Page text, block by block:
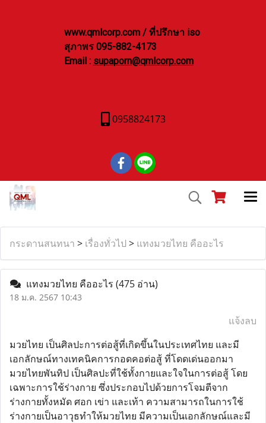
www.qmlcorp.com / ที่ปรึกษา iso
สุภาพร 095-882-4173
Email : supaporn@qmlcorp.com
0958824173
กระดานสนทนา > เรื่องทั่วไป > แทงมวยไทย คืออะไร
แทงมวยไทย คืออะไร (475 อ่าน)
18 ม.ค. 2567 10:43
แจ้งลบ
มวยไทย เป็นศิลปะการต่อสู้ที่เกิดขึ้นในประเทศไทย และมี
เอกลักษณ์ทางเทคนิคการกอดคอต่อสู้ ที่โดดเด่นออกมา
มวยไทยพันทิป เป็นศิลปะที่ใช้ทั้งกายและใจในการต่อสู้ โดย
เฉพาะการใช้ร่างกาย ซึ่งประกอบไปด้วยการโจมตีจาก
ร่างกายทั้งหมัด ศอก เข่า และเท้า ความสามารถในการใช้
ร่างกายเป็นอาวุธทำให้มวยไทย มีความเป็นเอกลักษณ์และมี